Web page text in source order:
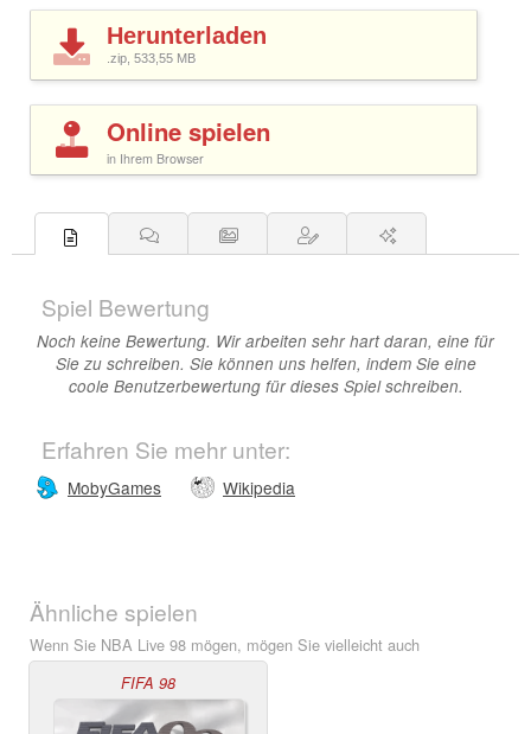
Herunterladen
.zip, 533,55 MB
Online spielen
in Ihrem Browser
Spiel Bewertung
Noch keine Bewertung. Wir arbeiten sehr hart daran, eine für
Sie zu schreiben. Sie können uns helfen, indem Sie eine
coole Benutzerbewertung für dieses Spiel schreiben.
Erfahren Sie mehr unter:
MobyGames Wikipedia
Ähnliche spielen
Wenn Sie NBA Live 98 mögen, mögen Sie vielleicht auch
FIFA 98